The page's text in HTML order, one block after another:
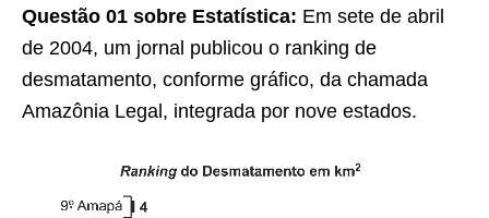
Questão 01 sobre Estatística: Em sete de abril
de 2004, um jornal publicou o ranking de
desmatamento, conforme gráfico, da chamada
Amazônia Legal, integrada por nove estados.